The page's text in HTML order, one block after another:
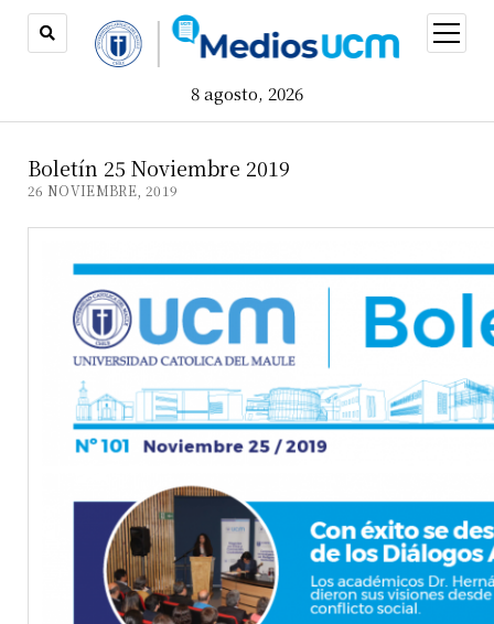
8 agosto, 2026
open
menu
Boletín 25 Noviembre 2019
26 NOVIEMBRE, 2019